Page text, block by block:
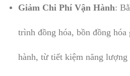
Giảm Chi Phí Vận Hành:
trình đồng hóa, bồn đồng
hành, từ tiết kiệm năng